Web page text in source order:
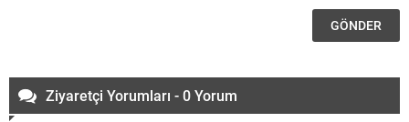
Ziyaretçi Yorumları - 0 Yorum